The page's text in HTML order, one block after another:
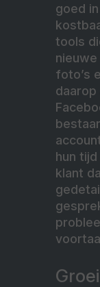
goed
tools
foto’s
daarop
hun
klant